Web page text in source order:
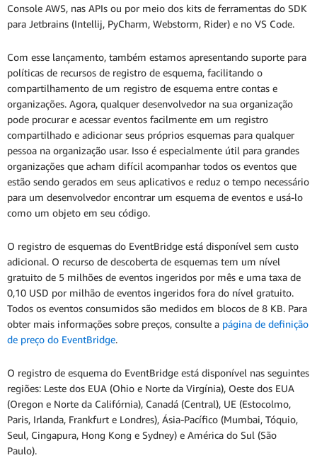
Console AWS, nas APIs ou por meio dos kits de ferramentas do SDK
para Jetbrains (Intellij, PyCharm, Webstorm, Rider) e no VS Code.
Com esse lançamento, também estamos apresentando suporte para
políticas de recursos de registro de esquema, facilitando o
compartilhamento de um registro de esquema entre contas e
organizações. Agora, qualquer desenvolvedor na sua organização
pode procurar e acessar eventos facilmente em um registro
compartilhado e adicionar seus próprios esquemas para qualquer
pessoa na organização usar. Isso é especialmente útil para grandes
organizações que acham difícil acompanhar todos os eventos que
estão sendo gerados em seus aplicativos e reduz o tempo necessário
para um desenvolvedor encontrar um esquema de eventos e usá-lo
como um objeto em seu código.
O registro de esquemas do EventBridge está disponível sem custo
adicional. O recurso de descoberta de esquemas tem um nível
gratuito de 5 milhões de eventos ingeridos por mês e uma taxa de
0,10 USD por milhão de eventos ingeridos fora do nível gratuito.
Todos os eventos consumidos são medidos em blocos de 8 KB. Para
obter mais informações sobre preços, consulte a página de definição
de preço do EventBridge.
O registro de esquema do EventBridge está disponível nas seguintes
regiões: Leste dos EUA (Ohio e Norte da Virgínia), Oeste dos EUA
(Oregon e Norte da Califórnia), Canadá (Central), UE (Estocolmo,
Paris, Irlanda, Frankfurt e Londres), Ásia-Pacífico (Mumbai, Tóquio,
Seul, Cingapura, Hong Kong e Sydney) e América do Sul (São
Paulo).